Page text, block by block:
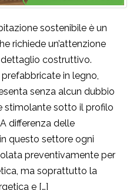
sostenibile è un
richiede un’attenzione
costruttivo.
in legno,
senza alcun dubbio
stimolante sotto il profilo
differenza delle
questo settore ogni
preventivamente per
ma soprattutto la
e […]